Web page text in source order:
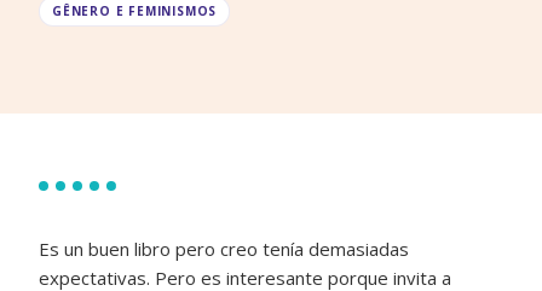
GÊNERO E FEMINISMOS
Es un buen libro pero creo tenía demasiadas
expectativas. Pero es interesante porque invita a